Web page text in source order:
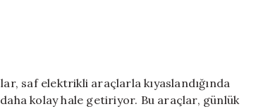
saf elektrikli araçlarla kıyaslandığında
kolay hale getiriyor. Bu araçlar, günlük